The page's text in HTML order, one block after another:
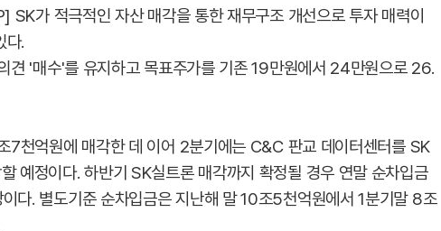
SK가 적극적인 자산 매각을 통한 재무구조 개선으로 투자 매력이
다.
견 '매수'를 유지하고 목표주가를 기존 19만원에서 24만원으로 26.
7천억원에 매각한 데 이어 2분기에는 C&C 판교 데이터센터를 SK
예정이다. 하반기 SK실트론 매각까지 확정될 경우 연말 순차입금
다. 별도기준 순차입금은 지난해 말 10조5천억원에서 1분기말 8조